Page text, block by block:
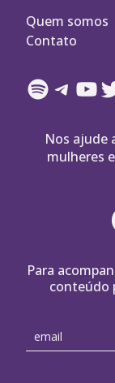
Quem somos
Contato
Spotify
Nos ajude
mulheres
Para
conteúdo